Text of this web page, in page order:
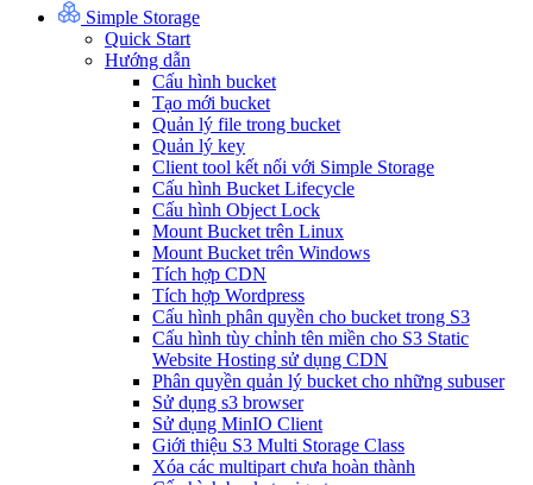
Simple Storage
Quick Start
Hướng dẫn
Cấu hình bucket
Tạo mới bucket
Quản lý file trong bucket
Quản lý key
Client tool kết nối với Simple Storage
Cấu hình Bucket Lifecycle
Cấu hình Object Lock
Mount Bucket trên Linux
Mount Bucket trên Windows
Tích hợp CDN
Tích hợp Wordpress
Cấu hình phân quyền cho bucket trong S3
Cấu hình tùy chỉnh tên miền cho S3 Static
Website Hosting sử dụng CDN
Phân quyền quản lý bucket cho những subuser
Sử dụng s3 browser
Sử dụng MinIO Client
Giới thiệu S3 Multi Storage Class
Xóa các multipart chưa hoàn thành